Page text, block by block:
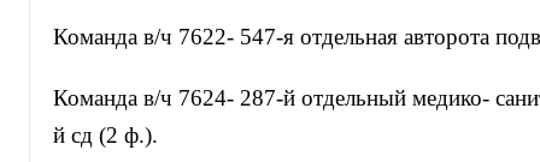
Команда в/ч 7622- 547-я отдельная авторота
Команда в/ч 7624- 287-й отдельный медико-
й сд (2 ф.).